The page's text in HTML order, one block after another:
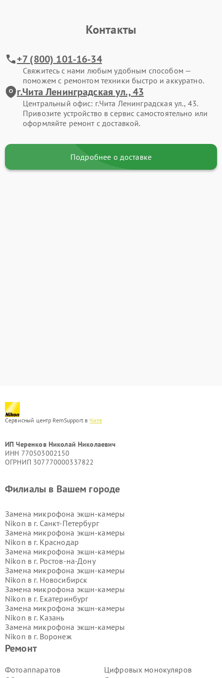
Контакты
+7 (800) 101-16-34
Свяжитесь с нами любым удобным способом —
поможем с ремонтом техники быстро и аккуратно.
г.Чита Ленинградская ул., 43
Центральный офис: г.Чита Ленинградская ул., 43.
Привозите устройство в сервис самостоятельно или
оформляйте ремонт с доставкой.
Подробнее о доставке
Сервисный центр RemSupport в Чите
ИП Черенков Николай Николаевич
ИНН 770503002150
ОГРНИП 307770000337822
Ремонт
Фотоаппаратов
Цифровых монокуляров
Филиалы в Вашем городе
Замена микрофона экшн-камеры
Nikon в г. Санкт-Петербург
Замена микрофона экшн-камеры
Nikon в г. Краснодар
Замена микрофона экшн-камеры
Nikon в г. Ростов-на-Дону
Замена микрофона экшн-камеры
Nikon в г. Новосибирск
Замена микрофона экшн-камеры
Nikon в г. Екатеринбург
Замена микрофона экшн-камеры
Nikon в г. Казань
Замена микрофона экшн-камеры
Nikon в г. Воронеж
Замена микрофона экшн-камеры
Замена микрофона экшн-камеры
Nikon в г.Самара